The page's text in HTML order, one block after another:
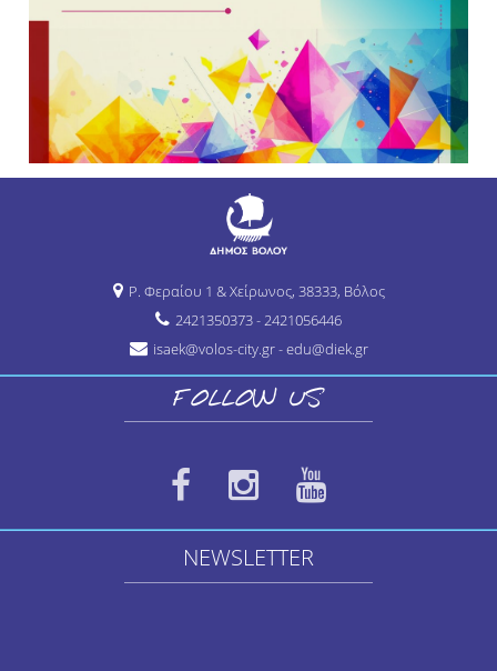
Ρ. Φεραίου 1 & Χείρωνος, 38333, Βόλος
2421350373 - 2421056446
isaek@volos-city.gr - edu@diek.gr
FOLLOW US
NEWSLETTER